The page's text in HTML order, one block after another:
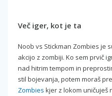
Več iger, kot je ta
Noob vs Stickman Zombies je
akcijo z zombiji. Ko sem prvič
nad hitrim tempom in
stil bojevanja, potem moraš
Zombies kjer z lokom uničuješ